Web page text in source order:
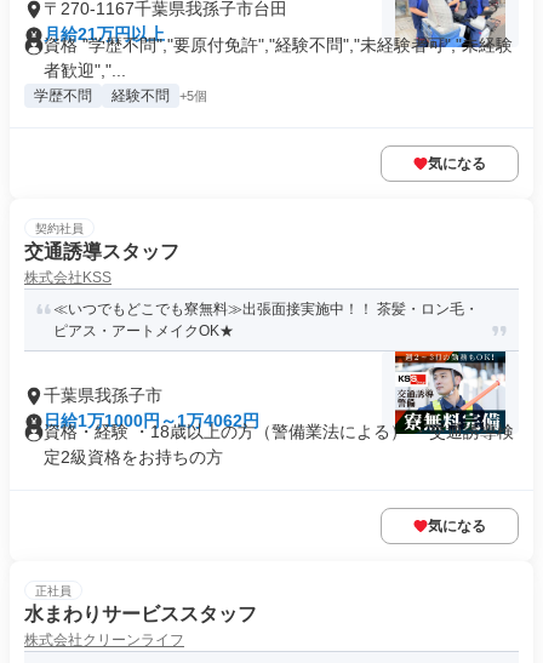
〒270-1167千葉県我孫子市台田
月給21万円以上
資格 "学歴不問","要原付免許","経験不問","未経験者可","未経験
者歓迎","...
学歴不問 経験不問 +5個
気になる
契約社員
交通誘導スタッフ
株式会社KSS
≪いつでもどこでも寮無料≫出張面接実施中！！ 茶髪・ロン毛・
ピアス・アートメイクOK★
千葉県我孫子市
日給1万1000円～1万4062円
資格・経験 ・18歳以上の方（警備業法による） ・交通誘導検
定2級資格をお持ちの方
気になる
正社員
水まわりサービススタッフ
株式会社クリーンライフ